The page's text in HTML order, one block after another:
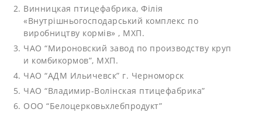
Винницкая птицефабрика, Філія
«Внутрішньогосподарський комплекс по
виробництву кормів» , МХП.
ЧАО “Мироновский завод по производству круп
и комбикормов”, МХП.
ЧАО “АДМ Ильичевск” г. Черноморск
ЧАО “Владимир-Волінская птицефабрика”
ООО “Белоцерковьхлебпродукт”